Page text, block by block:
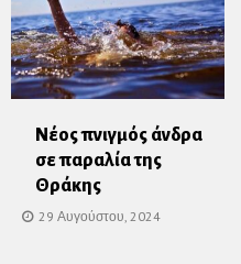
Νέος πνιγμός άνδρα
σε παραλία της
Θράκης
29 Αυγούστου, 2024